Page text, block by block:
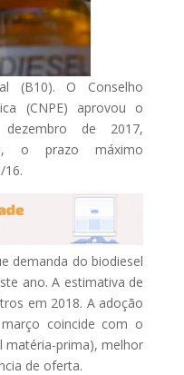
(B10). O Conselho
(CNPE) aprovou o
de 2017,
o prazo máximo
16.
demanda do biodiesel
ano. A estimativa de
em 2018. A adoção
coincide com o
matéria-prima), melhor
de oferta.